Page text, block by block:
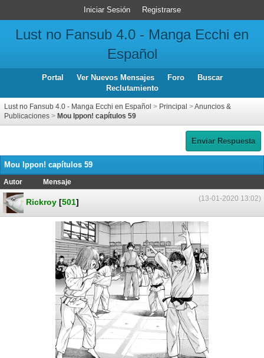
Iniciar Sesión Registrarse
Lust no Fansub 4.0 - Manga Ecchi en
Español
Portal Ver Nuevos Mensajes Foro
Buscar
Reclutamiento
Lust no Fansub 4.0 - Manga Ecchi en Español > Principal >Anuncios &
Publicaciones > Mou Ippon! capítulos 59
Enviar Respuesta
Mou Ippon! capítulos 59
Autor
Mensaje
(13-01-2020 13:02)
Rickroy [501]